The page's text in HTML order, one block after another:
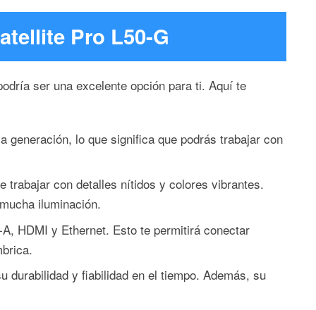
Pro L50-G
ser una excelente opción para ti. Aquí te
generación, lo que significa que podrás trabajar con
trabajar con detalles nítidos y colores vibrantes.
iluminación.
HDMI y Ethernet. Esto te permitirá conectar
durabilidad y fiabilidad en el tiempo. Además, su